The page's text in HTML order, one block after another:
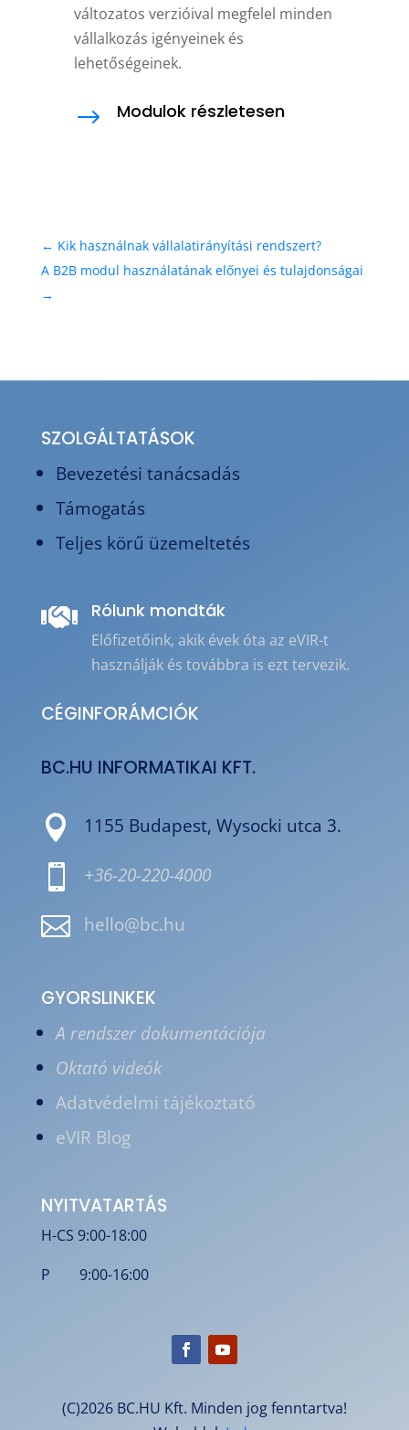
változatos verzióival megfelel minden
vállalkozás igényeinek és
lehetőségeinek.
$ Modulok részletesen
← Kik használnak vállalatirányítási rendszert?
A B2B modul használatának előnyei és tulajdonságai
→
SZOLGÁLTATÁSOK
Bevezetési tanácsadás
Támogatás
Teljes körű üzemeltetés
 Rólunk mondták
Előfizetőink, akik évek óta az eVIR-t
használják és továbbra is ezt tervezik.
CÉGINFORÁMCIÓK
BC.HU INFORMATIKAI KFT.
 1155 Budapest, Wysocki utca 3.
 +36-20-220-4000
 hello@bc.hu
GYORSLINKEK
A rendszer dokumentációja
Oktató videók
Adatvédelmi tájékoztató
eVIR Blog
NYITVATARTÁS
H-CS 9:00-18:00
P 9:00-16:00
(C)2026 BC.HU Kft. Minden jog fenntartva!